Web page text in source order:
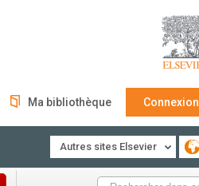
Ma bibliothèque Connexion
Autres sites Elsevier